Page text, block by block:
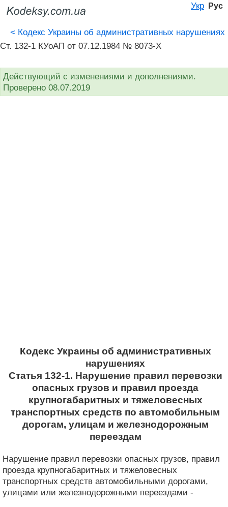
Укр Рус
< Кодекс Украины об административных нарушениях
Ст. 132-1 КУоАП от 07.12.1984 № 8073-X
Действующий с изменениями и дополнениями.
Проверено 08.07.2019
Кодекс Украины об административных
нарушениях
Статья 132-1. Нарушение правил перевозки
опасных грузов и правил проезда
крупногабаритных и тяжеловесных
транспортных средств по автомобильным
дорогам, улицам и железнодорожным
переездам
Нарушение правил перевозки опасных грузов, правил
проезда крупногабаритных и тяжеловесных
транспортных средств автомобильными дорогами,
улицами или железнодорожными переездами -